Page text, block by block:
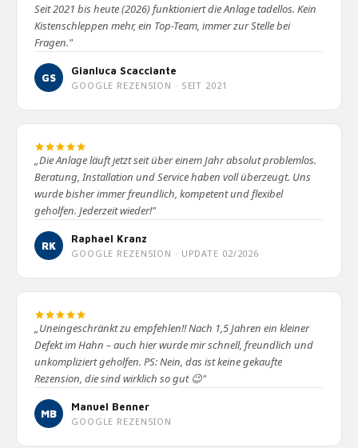
Seit 2021 bis heute (2026) funktioniert die Anlage tadellos. Kein
Kistenschleppen mehr, ein Top-Team, immer zur Stelle bei
Fragen."
GS
Gianluca Scacciante
GOOGLE REZENSION · SEIT 2021
„Die Anlage läuft jetzt seit über einem Jahr absolut problemlos.
Beratung, Installation und Service haben voll überzeugt. Uns
wurde bisher immer freundlich, kompetent und flexibel
geholfen. Jederzeit wieder!"
RK
Raphael Kranz
GOOGLE REZENSION · UPDATE 02/2026
„Uneingeschränkt zu empfehlen!! Nach 1,5 Jahren ein kleiner
Defekt im Hahn – auch hier wurde mir schnell, freundlich und
unkompliziert geholfen. PS: Nein, das ist keine gekaufte
Rezension, die sind wirklich so gut 😉"
MB
Manuel Benner
GOOGLE REZENSION